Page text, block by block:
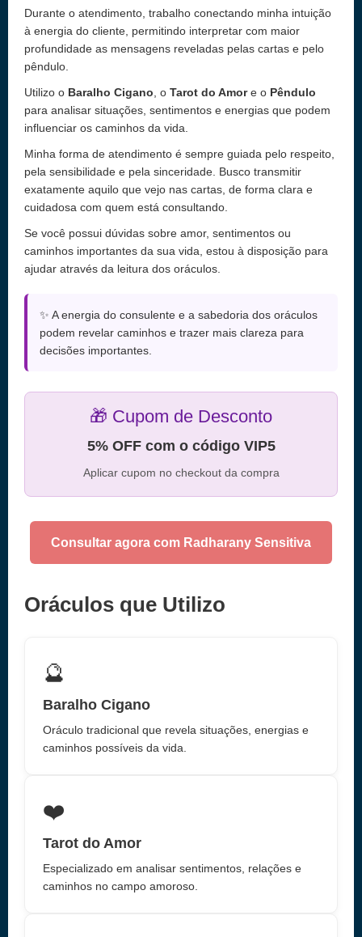
Durante o atendimento, trabalho conectando minha intuição
à energia do cliente, permitindo interpretar com maior
profundidade as mensagens reveladas pelas cartas e pelo
pêndulo.
Utilizo o Baralho Cigano , o Tarot do Amore o Pêndulo
para analisar situações, sentimentos e energias que podem
influenciar os caminhos da vida.
Minha forma de atendimento é sempre guiada pelo respeito,
pela sensibilidade e pela sinceridade. Busco transmitir
exatamente aquilo que vejo nas cartas, de forma clara e
cuidadosa com quem está consultando.
Se você possui dúvidas sobre amor, sentimentos ou
caminhos importantes da sua vida, estou à disposição para
ajudar através da leitura dos oráculos.
✨ A energia do consulente e a sabedoria dos oráculos
podem revelar caminhos e trazer mais clareza para
decisões importantes.
🎁 Cupom de Desconto
5% OFF com o código VIP5
Aplicar cupom no checkout da compra
Consultar agora com Radharany Sensitiva
Oráculos que Utilizo
🔮
Baralho Cigano
Oráculo tradicional que revela situações, energias e
caminhos possíveis da vida.
❤️
Tarot do Amor
Especializado em analisar sentimentos, relações e
caminhos no campo amoroso.